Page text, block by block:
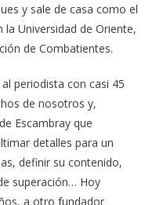
y sale de casa como el
Universidad de Oriente,
de Combatientes.
periodista con casi 45
de nosotros y,
Escambray que
detalles para un
definir su contenido,
superación… Hoy
a otro fundador